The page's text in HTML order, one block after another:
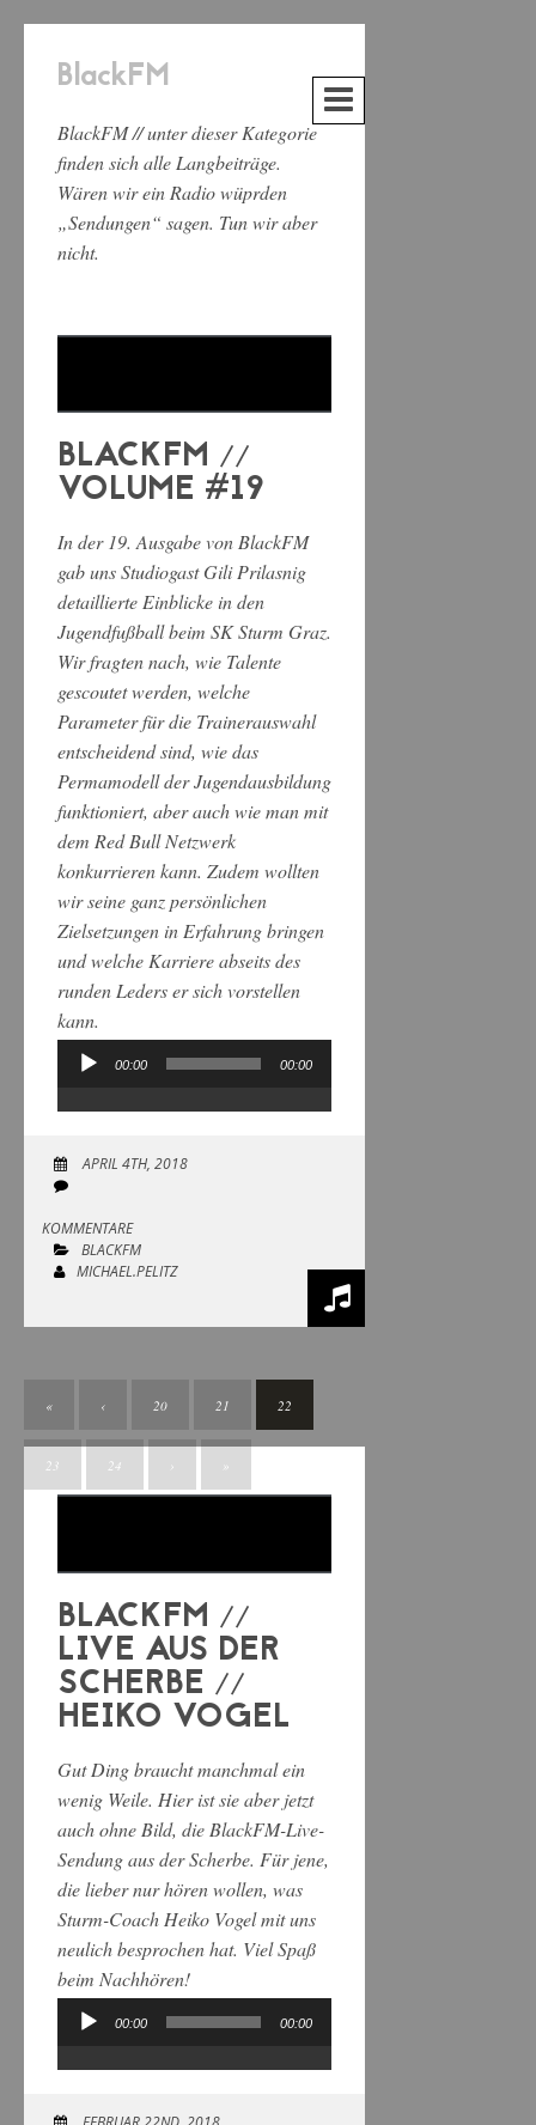
BlackFM
BlackFM // unter dieser Kategorie
finden sich alle Langbeiträge.
Wären wir ein Radio wüprden
„Sendungen“ sagen. Tun wir aber
nicht.
BLACKFM //
VOLUME #19
In der 19. Ausgabe von BlackFM
gab uns Studiogast Gili Prilasnig
detaillierte Einblicke in den
Jugendfußball beim SK Sturm Graz.
Wir fragten nach, wie Talente
gescoutet werden, welche
Parameter für die Trainerauswahl
entscheidend sind, wie das
Permamodell der Jugendausbildung
funktioniert, aber auch wie man mit
dem Red Bull Netzwerk
konkurrieren kann. Zudem wollten
wir seine ganz persönlichen
Zielsetzungen in Erfahrung bringen
und welche Karriere abseits des
runden Leders er sich vorstellen
kann.
Audio-
00:00 00:00
APRIL 4TH, 2018
KOMMENTARE
BLACKFM
MICHAEL.PELITZ
« ‹ 20 21 22
23 24 › »
BLACKFM //
LIVE AUS DER
SCHERBE //
HEIKO VOGEL
Gut Ding braucht manchmal ein
wenig Weile. Hier ist sie aber jetzt
auch ohne Bild, die BlackFM-Live-
Sendung aus der Scherbe. Für jene,
die lieber nur hören wollen, was
Sturm-Coach Heiko Vogel mit uns
neulich besprochen hat. Viel Spaß
beim Nachhören!
Audio-
00:00 00:00